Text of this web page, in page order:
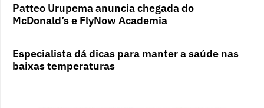
Patteo Urupema anuncia chegada do
McDonald’s e FlyNow Academia
Especialista dá dicas para manter a saúde nas
baixas temperaturas